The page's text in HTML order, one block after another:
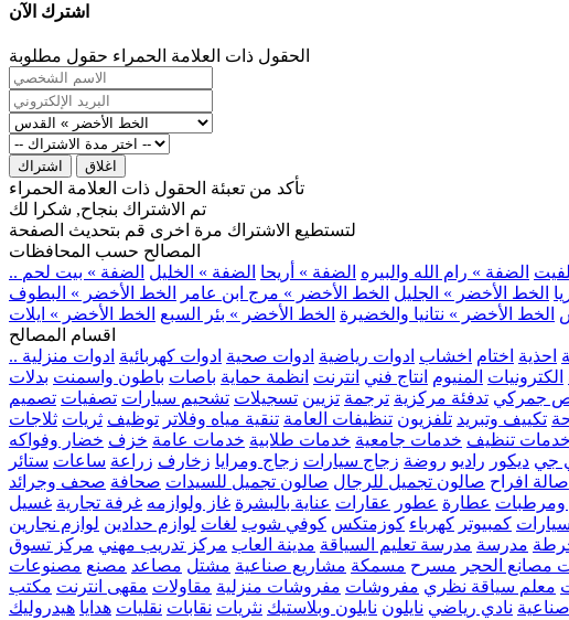
اشترك الآن
الحقول ذات العلامة الحمراء حقول مطلوبة
اشتراك اغلاق
تأكد من تعبئة الحقول ذات العلامة الحمراء
تم الاشتراك بنجاح, شكرا لك
لتستطيع الاشتراك مرة اخرى قم بتحديث الصفحة
المصالح حسب المحافظات
الضفة » رام الله والبيره الضفة » أريحا الضفة » الخليل الضفة » بيت لحم
الخط الأخضر » الجليل الخط الأخضر » مرج ابن عامر
الخط الأخضر » البطوف
الخط الأخضر » نتانيا والخضيرة الخط الأخضر » بئر السبع الخط الأخضر » ايلات
اقسام المصالح
احذية اختام اخشاب ادوات رياضية ادوات صحية ادوات كهربائية ادوات منزلية
الكترونيات المنيوم انتاج فني انترنت انظمة حماية باصات باطون واسمنت بدلات
جمركي تدفئة مركزية ترجمة تزيين تسجيلات تشحيم سيارات تصفيات تصميم
تكييف وتبريد تلفزيون تنظيفات العامة تنقية مياه وفلاتر توظيف ثريات ثلاجات
خدمات تنظيف خدمات جامعية خدمات طلابية خدمات عامة خزف خضار وفواكه
جي ديكور راديو روضة زجاج سيارات زجاج ومرايا زخارف زراعة ساعات ستائر
صالة افراح صالون تجميل للرجال صالون تجميل للسيدات صحافة صحف وجرائد
ومرطبات عطارة عطور عقارات عناية بالبشرة غاز ولوازمه غرفة تجارية غسيل
كمبيوتر كهرباء كوزمتكس كوفي شوب لغات لوازم حدادين لوازم نجارين
مدرسة مدرسة تعليم السياقة مدينة العاب مركز تدريب مهني مركز تسوق
مصانع الحجر مسرح مسمكة مشاريع صناعية مشتل مصاعد مصنع مصنوعات
معلم سياقة نظري مفروشات مفروشات منزلية مقاولات مقهى انترنت مكتب
نادي رياضي نايلون نايلون وبلاستيك نثريات نقابات نقليات هدايا هيدروليك